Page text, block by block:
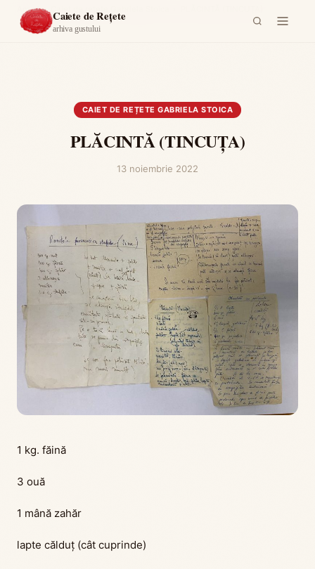
Caiete de Rețete
arhiva gustului
Acasă ›
CAIET DE REȚETE GABRIELA STOICA
PLĂCINTĂ (TINCUŢA)
13 noiembrie 2022
1 kg. făină
3 ouă
1 mână zahăr
lapte călduţ (cât cuprinde)